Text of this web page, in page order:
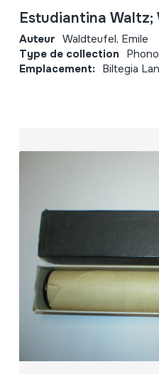
Estudiantina Waltz;
Auteur Waldteufel, Emile
Type de collection
Emplacement: Biltegia